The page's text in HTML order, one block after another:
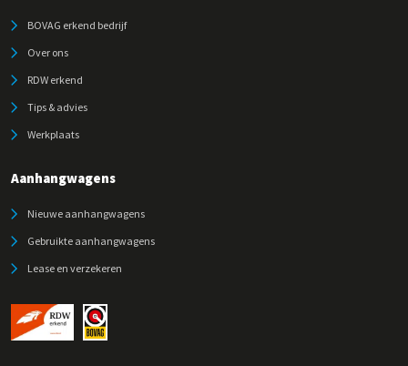
BOVAG erkend bedrijf
Over ons
RDW erkend
Tips & advies
Werkplaats
Aanhangwagens
Nieuwe aanhangwagens
Gebruikte aanhangwagens
Lease en verzekeren